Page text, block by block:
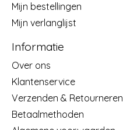
Mijn bestellingen
Mijn verlanglijst
Informatie
Over ons
Klantenservice
Verzenden & Retourneren
Betaalmethoden